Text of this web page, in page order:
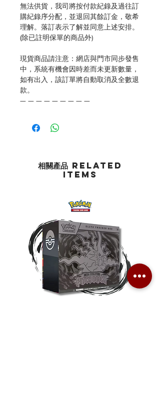
無法供貨，我司將按付款紀錄及過往訂
購紀錄序分配，並退回其餘訂金，敬希
理解。落訂表示了解並同意上述安排。
(除已註明保單的商品外)
現貨商品請注意：網店與門市同步發售
中，系統有機會因時差而未更新數量，
如有出入，該訂單將自動取消及全數退
款。
— — — — — — — — —
相關產品 Related
Items